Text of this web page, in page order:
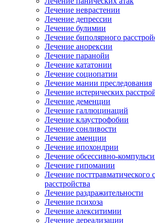
Лечение неврастении
Лечение депрессии
Лечение булимии
Лечение биполярного
Лечение анорексии
Лечение паранойи
Лечение кататонии
Лечение социопатии
Лечение мании преследования
Лечение истерических
Лечение деменции
Лечение галлюцинаций
Лечение клаустрофобии
Лечение сонливости
Лечение аменции
Лечение ипохондрии
Лечение обсессивно-
Лечение гипомании
Лечение посттравматического
расстройства
Лечение раздражительности
Лечение психоза
Лечение алекситимии
Лечение дереализации